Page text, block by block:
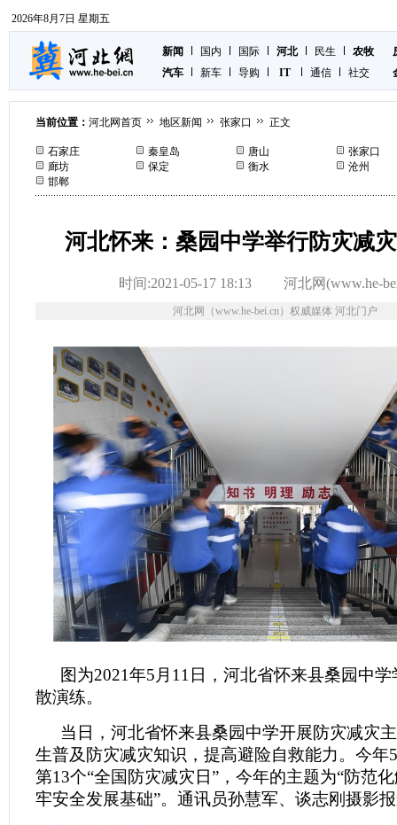
2026年8月7日 星期五
新闻 国内 国际 河北 民生
农牧
汽车
新车 导购 IT 通信 社交
当前位置： 河北网首页 地区新闻 张家口 正文
石家庄 秦皇岛 唐山
张家口
廊坊
保定 衡水
沧州
邯郸
河北怀来：桑园中学举行防灾减
时间:2021-05-17 18:13 河北网(www.he-
河北网（www.he-bei.cn）权威媒体 河北门户
图为2021年5月11日，河北省怀来县桑园中
散演练。
当日，河北省怀来县桑园中学开展防灾减灾
生普及防灾减灾知识，提高避险自救能力。今年
第13个“全国防灾减灾日”，今年的主题为“防范
牢安全发展基础”。通讯员孙慧军、谈志刚摄影